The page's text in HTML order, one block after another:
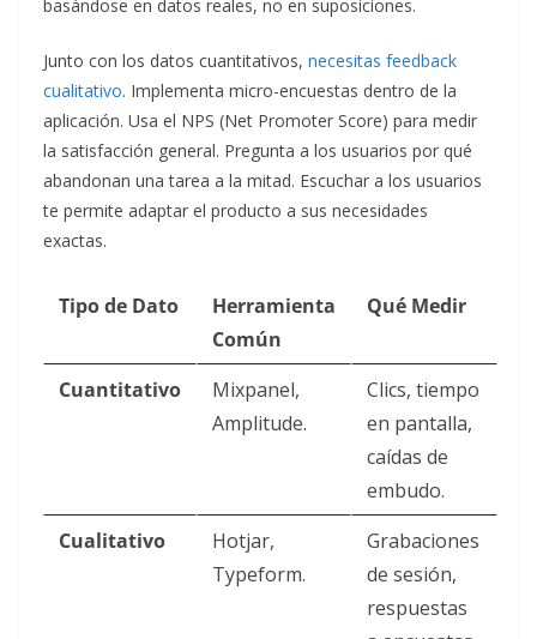
basándose en datos reales, no en suposiciones.
Junto con los datos cuantitativos, necesitas feedback
cualitativo. Implementa micro-encuestas dentro de la
aplicación. Usa el NPS (Net Promoter Score) para medir
la satisfacción general. Pregunta a los usuarios por qué
abandonan una tarea a la mitad. Escuchar a los usuarios
te permite adaptar el producto a sus necesidades
exactas.
Tipo de Dato
Herramienta
Común
Qué Medir
Cuantitativo
Mixpanel,
Amplitude.
Clics, tiempo
en pantalla,
caídas de
embudo.
Cualitativo
Hotjar,
Typeform.
Grabaciones
de sesión,
respuestas